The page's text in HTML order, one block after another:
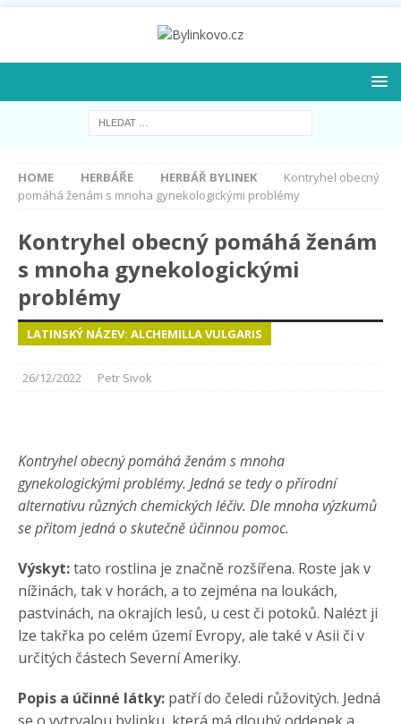
HOME HERBÁŘE HERBÁŘ BYLINEK
Kontryhel obecný
pomáhá ženám s mnoha gynekologickými problémy
Kontryhel obecný pomáhá ženám
s mnoha gynekologickými
problémy
LATINSKÝ NÁZEV: ALCHEMILLA VULGARIS
26/12/2022 Petr Sivok
Kontryhel obecný pomáhá ženám s mnoha
gynekologickými problémy. Jedná se tedy o přírodní
alternativu různých chemických léčiv. Dle mnoha výzkumů
se přitom jedná o skutečně účinnou pomoc.
Výskyt:tato rostlina je značně rozšířena. Roste jak v
nížinách, tak v horách, a to zejména na loukách,
pastvinách, na okrajích lesů, u cest či potoků. Nalézt ji
lze takřka po celém území Evropy, ale také v Asii či v
určitých částech Severní Ameriky.
Popis a účinné látky: patří do čeledi růžovitých. Jedná